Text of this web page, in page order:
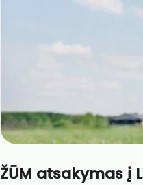
ŽŪM atsakymas į